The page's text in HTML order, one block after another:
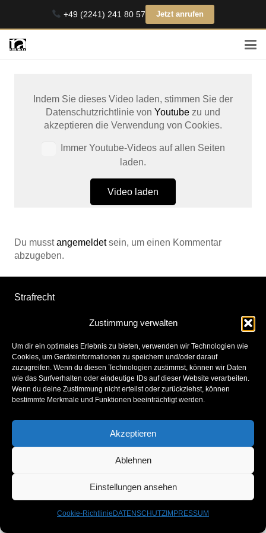
Zustimmung verwalten
Um dir ein optimales Erlebnis zu bieten, verwenden wir Technologien wie
Cookies, um Geräteinformationen zu speichern und/oder darauf
zuzugreifen. Wenn du diesen Technologien zustimmst, können wir Daten
wie das Surfverhalten oder eindeutige IDs auf dieser Website verarbeiten.
Wenn du deine Zustimmung nicht erteilst oder zurückziehst, können
bestimmte Merkmale und Funktionen beeinträchtigt werden.
Akzeptieren
Ablehnen
Einstellungen ansehen
Cookie-Richtlinie DATENSCHUTZ IMPRESSUM
+49 (2241) 241 80 57 Jetzt anrufen
Indem Sie dieses Video laden, stimmen Sie der
Datenschutzrichtlinie von Youtube zu und
akzeptieren die Verwendung von Cookies.
Immer Youtube-Videos auf allen Seiten
laden.
Video laden
Du musstangemeldetsein, um einen Kommentar
abzugeben.
Strafrecht
Öffentliches Recht
Türkei
Spicher Str. 13a
53844 Troisdorf
Tel: +49 (2241) 241 80 57